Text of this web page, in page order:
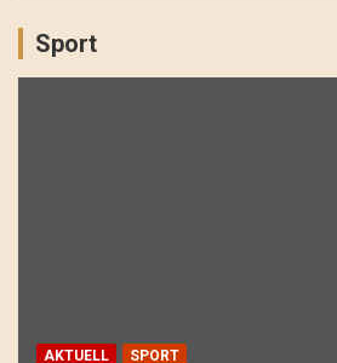
Sport
AKTUELL SPORT